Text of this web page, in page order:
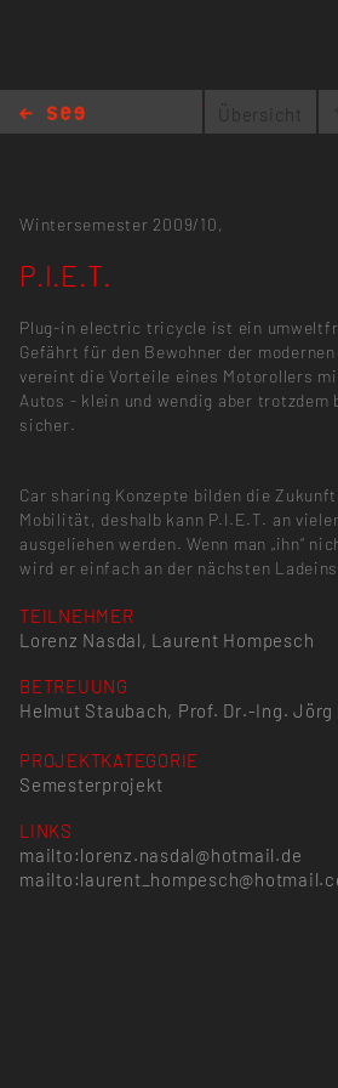
Übersicht
Wintersemester 2009/10,
P.I.E.T.
Plug-in electric tricycle ist ein
Gefährt für den Bewohner der
vereint die Vorteile eines Motorollers
Autos - klein und wendig aber trotzdem
sicher.
Car sharing Konzepte bilden die
Mobilität, deshalb kann P.I.E.T. an
ausgeliehen werden. Wenn man „ihn“
wird er einfach an der nächsten
TEILNEHMER
Lorenz Nasdal, Laurent Hompesch
BETREUUNG
Helmut Staubach, Prof. Dr.-Ing.
PROJEKTKATEGORIE
Semesterprojekt
LINKS
mailto:lorenz.nasdal@hotmail.de